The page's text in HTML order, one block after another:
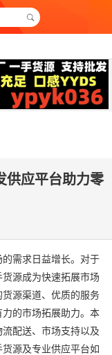
供应平台助力零
需求日益增长。对于
源成为快速拓展市场
源渠道、优质的服务
的市场拓展助力。本
配送、市场支持以及
源及专业供应平台如